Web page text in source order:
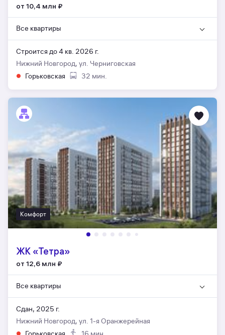
от 10,4 млн ₽
Все квартиры
Строится до 4 кв. 2026 г.
Нижний Новгород, ул. Черниговская
Горьковская
32 мин.
Комфорт
ЖК «Тетра»
от 12,6 млн ₽
Все квартиры
Сдан, 2025 г.
Нижний Новгород, ул. 1-я Оранжерейная